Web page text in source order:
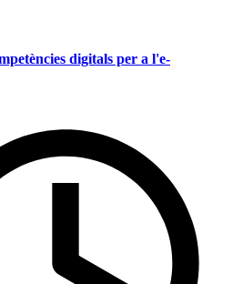
digitals per a l'e-